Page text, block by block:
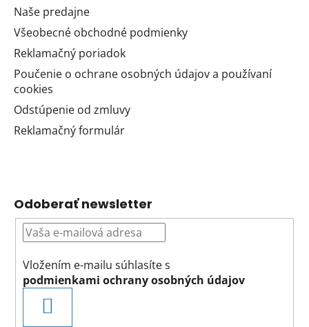
Naše predajne
Všeobecné obchodné podmienky
Reklamačný poriadok
Poučenie o ochrane osobných údajov a používaní
cookies
Odstúpenie od zmluvy
Reklamačný formulár
Odoberať newsletter
Vložením e-mailu súhlasíte s
podmienkami ochrany osobných údajov